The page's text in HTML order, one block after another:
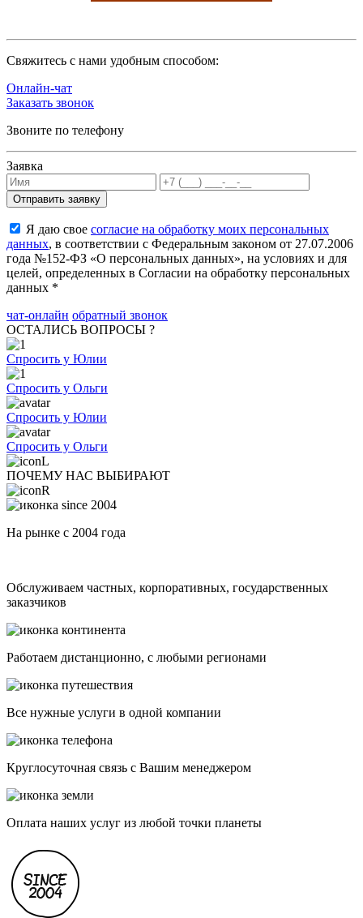
Cвяжитесь с нами удобным способом:
Онлайн-чат
Заказать звонок
Звоните по телефону
Заявка
Я даю свое согласие на обработку моих персональных
данных, в соответствии с Федеральным законом от 27.07.2006
года №152-ФЗ «О персональных данных», на условиях и для
целей, определенных в Согласии на обработку персональных
данных *
чат-онлайн обратный звонок
ОСТАЛИСЬ ВОПРОСЫ ?
Спросить у Юлии
Спросить у Ольги
Спросить у Юлии
Спросить у Ольги
ПОЧЕМУ НАС ВЫБИРАЮТ
На рынке с 2004 года
Обслуживаем частных, корпоративных, государственных
заказчиков
Работаем дистанционно, с любыми регионами
Все нужные услуги в одной компании
Круглосуточная связь с Вашим менеджером
Оплата наших услуг из любой точки планеты